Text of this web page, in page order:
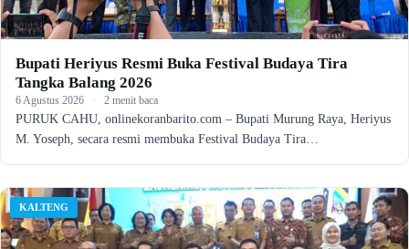
Bupati Heriyus Resmi Buka Festival Budaya Tira
Tangka Balang 2026
6 Agustus 2026 · 2 menit baca
PURUK CAHU, onlinekoranbarito.com – Bupati Murung Raya, Heriyus
M. Yoseph, secara resmi membuka Festival Budaya Tira…
KALTENG